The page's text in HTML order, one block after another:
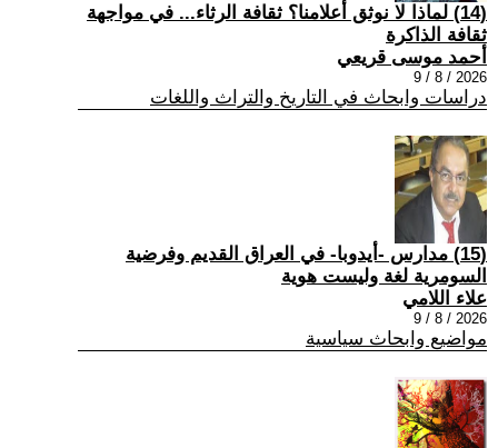
(14) لماذا لا نوثق أعلامنا؟ ثقافة الرثاء... في مواجهة
ثقافة الذاكرة
أحمد موسى قريعي
2026 / 8 / 9
دراسات وابحاث في التاريخ والتراث واللغات
(15) مدارس -أيدوبا- في العراق القديم وفرضية
السومرية لغة وليست هوية
علاء اللامي
2026 / 8 / 9
مواضيع وابحاث سياسية